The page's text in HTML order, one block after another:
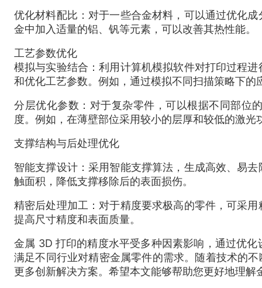
优化材料配比：对于一些合金材料，可以通过优化
金中加入适量的铝、钒等元素，可以改善其热性能。
工艺参数优化
模拟与实验结合：利用计算机模拟软件对打印过程
和优化工艺参数。例如，通过模拟不同扫描策略下的
分层优化参数：对于复杂零件，可以根据不同部位
度。例如，在薄壁部位采用较小的层厚和较低的激光
支撑结构与后处理优化
智能支撑设计：采用智能支撑算法，生成高效、易
触面积，降低支撑移除后的表面损伤。
精密后处理加工：对于精度要求极高的零件，可采
提高尺寸精度和表面质量。
金属 3D 打印的精度水平受多种因素影响，通过优
满足不同行业对精密金属零件的需求。随着技术的
更多创新解决方案。希望本文能够帮助您更好地理